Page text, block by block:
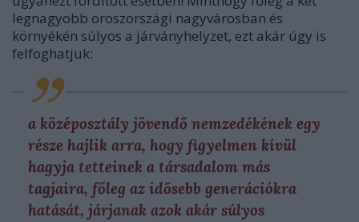
legnagyobb oroszországi nagyvárosban és
környékén súlyos a járványhelyzet, ezt akár úgy is
felfoghatjuk:
a középosztály jövendő nemzedékének egy
része hajlik arra, hogy figyelmen kívül
hagyja tetteinek a társadalom más
tagjaira, főleg az idősebb generációkra
hatását, járjanak azok akár súlyos